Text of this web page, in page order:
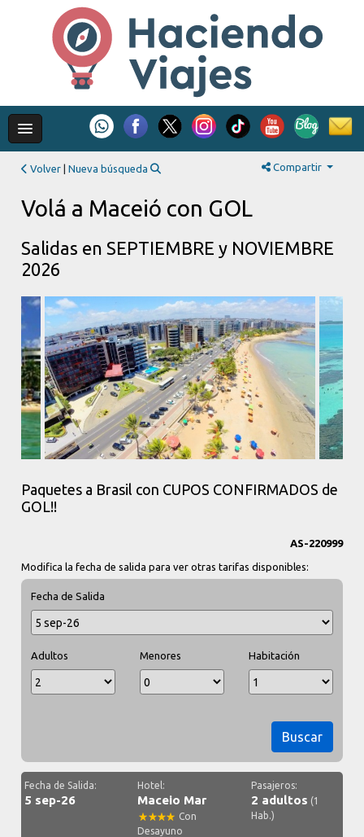
Volver |Nueva búsqueda Compartir
Volá a Maceió con GOL
Salidas en SEPTIEMBRE y NOVIEMBRE
2026
Paquetes a Brasil con CUPOS CONFIRMADOS de
GOL!!
AS-220999
Modifica la fecha de salida para ver otras tarifas disponibles:
Fecha de Salida
Adultos Menores Habitación
Buscar
Fecha de Salida:
5 sep-26
Hotel:
Maceio Mar
Con
Desayuno
Pasajeros:
2 adultos (1
Hab.)